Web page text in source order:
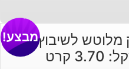
מלוטש לשיבוץ מידה:
מבצע!